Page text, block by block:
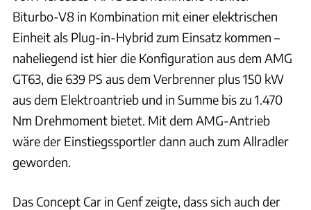
Biturbo-V8 in Kombination mit einer elektrischen
Einheit als Plug-in-Hybrid zum Einsatz kommen –
naheliegend ist hier die Konfiguration aus dem AMG
GT63, die 639 PS aus dem Verbrenner plus 150 kW
aus dem Elektroantrieb und in Summe bis zu 1.470
Nm Drehmoment bietet. Mit dem AMG-Antrieb
wäre der Einstiegssportler dann auch zum Allradler
geworden.
Das Concept Car in Genf zeigte, dass sich auch der